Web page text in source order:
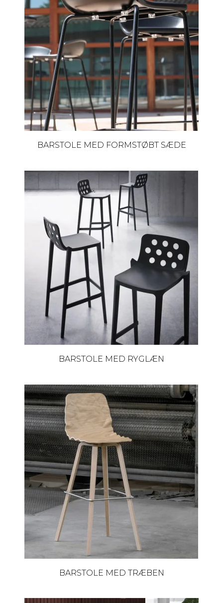
BARSTOLE MED FORMSTØBT SÆDE
BARSTOLE MED RYGLÆN
BARSTOLE MED TRÆBEN